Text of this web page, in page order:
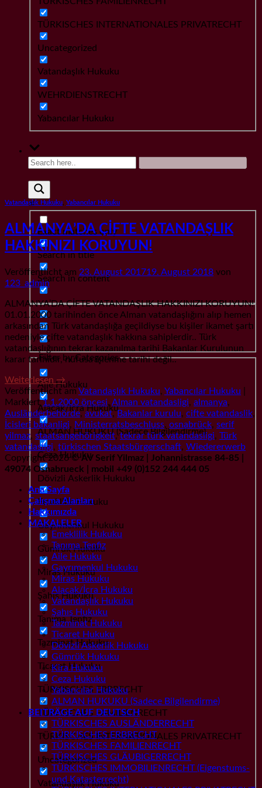
TÜRKISCHES INTERNATIONALES PRIVATRECHT
Uncategorized
Vatandaşlık Hukuku
WEHRDIENSTRECHT
Yabancılar Hukuku
Exact matches only
Search in title
Search in content
Filter by Categories
Aile Hukuku
Alacak/İcra Hukuku
ALMAN HUKUKU (Sadece Bilgilendirme)
Ceza Hukuku
Dövizli Askerlik Hukuku
Emeklilik Hukuku
Gayrımenkul Hukuku
Gümrük Hukuku
Miras Hukuku
Şahıs Hukuku
Tanıma Tenfiz
Tazminat Hukuku
Ticaret Hukuku
TÜRKISCHES ERBRECHT
TÜRKISCHES FAMILIENRECHT
TÜRKISCHES INTERNATIONALES PRIVATRECHT
Uncategorized
Vatandaşlık Hukuku
Vatandaşlık Hukuku Yabancılar Hukuku
ALMANYA’DA ÇİFTE VATANDAŞLIK
HAKKINIZI KORUYUN!
Veröffentlicht am 23. August 201719. August 2018 von
123_admin
ALMANYA’DA ÇİFTE VATANDAŞLIK HAKKINIZI KORUYUN!
01.01.2000 tarihinden önce Alman vatandaşlığını alıp hemen
arkasından Türk vatandaşlığa geçildiyse bu kişiler ikamet şartı
nedeniyle çifte vatandaşlık hakkına sahiplerdir.. Türk
vatandaşlığının tekrar kazanılma tarihi Bakanlar Kurulunun
karar tarihidir, nüfusa işlenme tarihi değil..
Weiterlesen →
Veröffentlicht am Vatandaşlık Hukuku, Yabancılar Hukuku
Markiert1.1.2000 öncesi, Alman vatandasligi, almanya,
Ausländerbehörde,avukat,Bakanlar kurulu, cifte vatandaslik,
İcisleri bakanligi, Ministerratsbeschluss, osnabrück, serif
yilmaz, staatsangehörigkeit,tekrar türk vatandasligi, Türk
vatandasligi, türkischen Staatsbürgerschaft, Wiedererwerb
Copyright 2026 ©AV Serif Yilmaz | Johannistrasse 84-85 |
49074 Osnabrueck | mobil +49 (0)152 244 444 05
Ana Sayfa
Çalışma Alanları
Hakkımızda
MAKALELER
Emeklilik Hukuku
Tanıma Tenfiz
Aile Hukuku
Gayrımenkul Hukuku
Miras Hukuku
Alacak/İcra Hukuku
Vatandaşlık Hukuku
Şahıs Hukuku
Tazminat Hukuku
Ticaret Hukuku
Dövizli Askerlik Hukuku
Gümrük Hukuku
Kira Hukuku
Ceza Hukuku
Yabancılar Hukuku
ALMAN HUKUKU (Sadece Bilgilendirme)
BEITRÄGE AUF DEUTSCH
TÜRKISCHES AUSLÄNDERRECHT
TÜRKISCHES ERBRECHT
TÜRKISCHES FAMILIENRECHT
TÜRKISCHES GLÄUBIGERRECHT
TÜRKISCHES IMMOBILIENRECHT (Eigenstums-
und Katasterrecht)